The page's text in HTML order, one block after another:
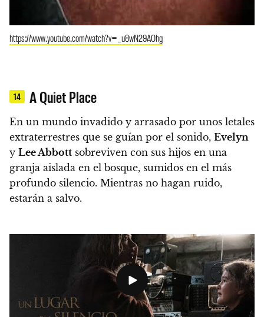
https://www.youtube.com/watch?v=_u8wN29AOhg
14 A Quiet Place
En un mundo invadido y arrasado por unos letales
extraterrestres que se guían por el sonido, Evelyn
y Lee Abbott sobreviven con sus hijos en una
granja aislada en el bosque, sumidos en el más
profundo silencio. Mientras no hagan ruido,
estarán a salvo.